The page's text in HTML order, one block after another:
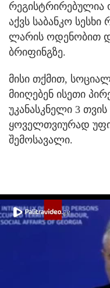
რეგისტრირებულია
აქვს საბანკო
ლარის ოდენობით
ბრიფინგზე.
მისი თქმით,
მიიღებენ ისეთი
უკანასკნელი 3
ყოველთვიურად
შემოსავალი.